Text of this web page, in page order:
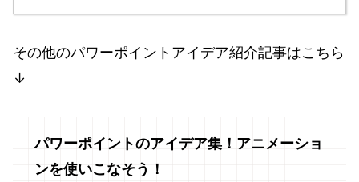
その他のパワーポイントアイデア紹介記事はこちら
↓
パワーポイントのアイデア集！アニメーショ
ンを使いこなそう！